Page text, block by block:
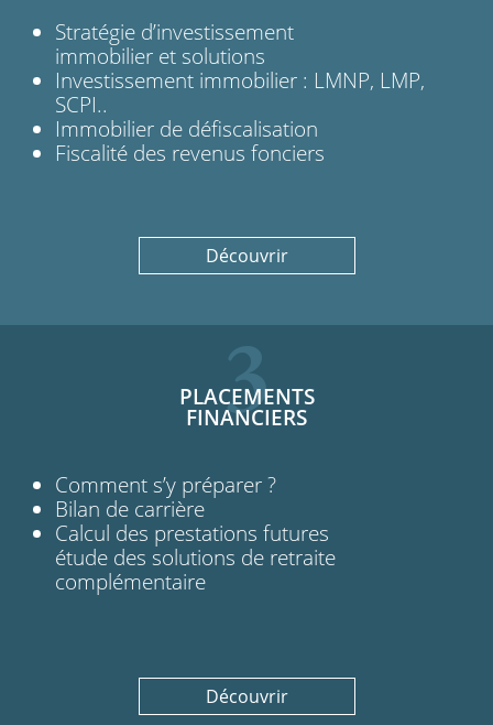
Stratégie d’investissement
immobilier et solutions
Investissement immobilier : LMNP, LMP,
SCPI..
Immobilier de défiscalisation
Fiscalité des revenus fonciers
Découvrir
PLACEMENTS
FINANCIERS
3
Comment s’y préparer ?
Bilan de carrière
Calcul des prestations futures
étude des solutions de retraite
complémentaire
Découvrir